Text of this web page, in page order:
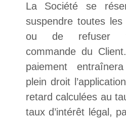
La Société se
suspendre toutes
ou de refuser
commande du
paiement
plein droit
retard calculées au
taux d’intérêt légal,